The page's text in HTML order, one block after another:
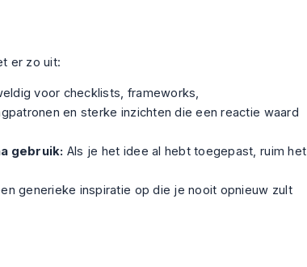
er zo uit:
voor checklists, frameworks,
en sterke inzichten die een reactie waard
gebruik: Als je het idee al hebt toegepast, ruim het
generieke inspiratie op die je nooit opnieuw zult